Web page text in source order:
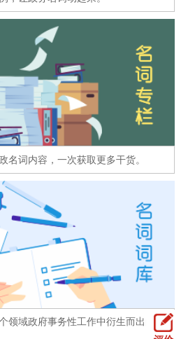
十六区概览 人文北京
图说北京 视频北京
한국어 日本語
FRANÇAIS РУССКИЙ ЯЗЫК
PORTUGUÊS
词内容，一次获取更多干货。
域政府事务性工作中衍生而出的名